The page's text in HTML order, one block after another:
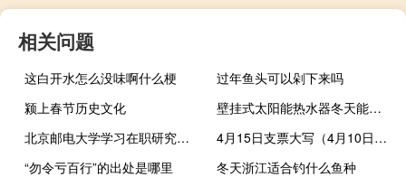
相关问题
这白开水怎么没味啊什么梗
过年鱼头可以剁下来吗
颍上春节历史文化
壁挂式太阳能热水器冬天能用吗（太阳能热水器冬天能用吗）
北京邮电大学学习在职研究课程毕业后是可以提升学历的吗
4月15日支票大写（4月10日支票大写）
“勿令亏百行”的出处是哪里
冬天浙江适合钓什么鱼种